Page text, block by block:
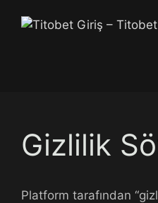
Gizlilik
Platform tarafından